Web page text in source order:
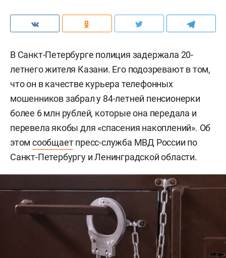
В Санкт-Петербурге полиция задержала 20-
летнего жителя Казани. Его подозревают в том,
что он в качестве курьера телефонных
мошенников забрал у 84-летней пенсионерки
более 6 млн рублей, которые она передала и
перевела якобы для «спасения накоплений». Об
этом сообщаетпресс-служба МВД России по
Санкт-Петербургу и Ленинградской области.